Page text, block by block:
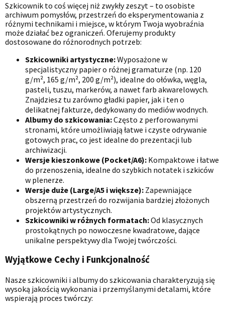
Szkicownik to coś więcej niż zwykły zeszyt – to osobiste
archiwum pomysłów, przestrzeń do eksperymentowania z
różnymi technikami i miejsce, w którym Twoja wyobraźnia
może działać bez ograniczeń. Oferujemy produkty
dostosowane do różnorodnych potrzeb:
Szkicowniki artystyczne:Wyposażone w
specjalistyczny papier o różnej gramaturze (np. 120
g/m², 165 g/m², 200 g/m²), idealne do ołówka, węgla,
pasteli, tuszu, markerów, a nawet farb akwarelowych.
Znajdziesz tu zarówno gładki papier, jak i ten o
delikatnej fakturze, dedykowany do mediów wodnych.
Albumy do szkicowania:Często z perforowanymi
stronami, które umożliwiają łatwe i czyste odrywanie
gotowych prac, co jest idealne do prezentacji lub
archiwizacji.
Wersje kieszonkowe (Pocket/A6): Kompaktowe i łatwe
do przenoszenia, idealne do szybkich notatek i szkiców
w plenerze.
Wersje duże (Large/A5 i większe): Zapewniające
obszerną przestrzeń do rozwijania bardziej złożonych
projektów artystycznych.
Szkicowniki w różnych formatach:Od klasycznych
prostokątnych po nowoczesne kwadratowe, dające
unikalne perspektywy dla Twojej twórczości.
Wyjątkowe Cechy i Funkcjonalność
Nasze szkicowniki i albumy do szkicowania charakteryzują się
wysoką jakością wykonania i przemyślanymi detalami, które
wspierają proces twórczy: